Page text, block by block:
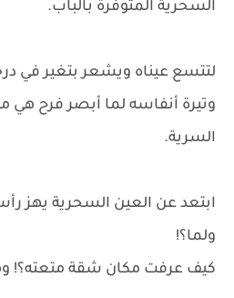
السحرية المتوفرة بالباب.
لتتسع عيناه ويشعر بتغير في
وتيرة أنفاسه لما أبصر فرح
السرية.
ابتعد عن العين السحرية يهز
ولما؟!
كيف عرفت مكان شقة متعته؟!